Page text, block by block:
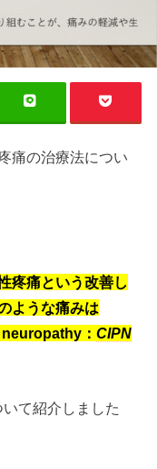
痛の治療法につい
疼痛という改善し
ような痛みは
：CIPN
て紹介しました